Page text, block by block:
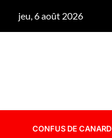
jeu, 6 août 2026
CONFUS DE CANARD